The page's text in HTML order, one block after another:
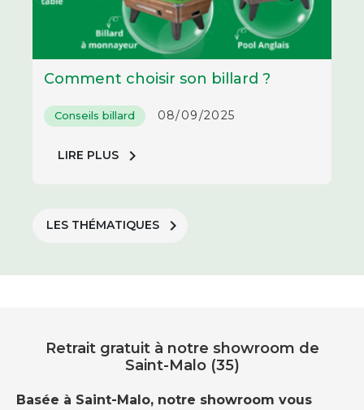
Comment choisir son billard ?
Conseils billard 08/09/2025
LIRE PLUS chevron_right
LES THÉMATIQUES chevron_right
Retrait gratuit à notre showroom de
Saint-Malo (35)
Basée à Saint-Malo, notre showroom vous